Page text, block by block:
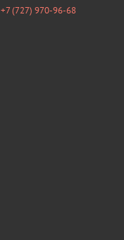
+7 (727) 970-96-68